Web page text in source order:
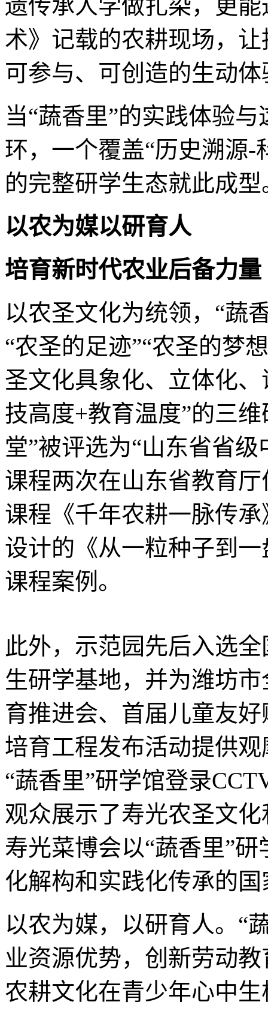
遗传承人学做扎染，更
术》记载的农耕现场，
可参与、可创造的生动体
当“蔬香里”的实践体验
环，一个覆盖“历史溯源-
的完整研学生态就此成型
以农为媒以研育人
培育新时代农业后备力量
以农圣文化为统领，“蔬
“农圣的足迹”“农圣的梦
圣文化具象化、立体化
技高度+教育温度”的三
堂”被评选为“山东省省
课程两次在山东省教育
课程《千年农耕一脉传
设计的《从一粒种子到
课程案例。
此外，示范园先后入选
生研学基地，并为潍坊
育推进会、首届儿童友
培育工程发布活动提供
“蔬香里”研学馆登录
观众展示了寿光农圣文
寿光菜博会以“蔬香里”
化解构和实践化传承的
以农为媒，以研育人。“
业资源优势，创新劳动
农耕文化在青少年心中